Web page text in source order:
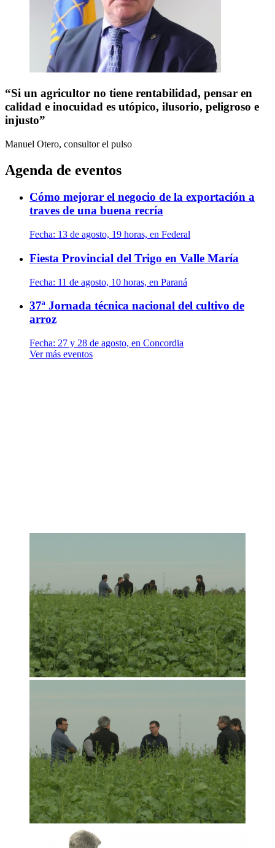
“Si un agricultor no tiene rentabilidad, pensar en
calidad e inocuidad es utópico, ilusorio, peligroso e
injusto”
Manuel Otero, consultor el pulso
Agenda de eventos
Cómo mejorar el negocio de la exportación a
traves de una buena recría
Fecha: 13 de agosto, 19 horas, en Federal
Fiesta Provincial del Trigo en Valle María
Fecha: 11 de agosto, 10 horas, en Paraná
37ª Jornada técnica nacional del cultivo de
arroz
Fecha: 27 y 28 de agosto, en Concordia
Ver más eventos